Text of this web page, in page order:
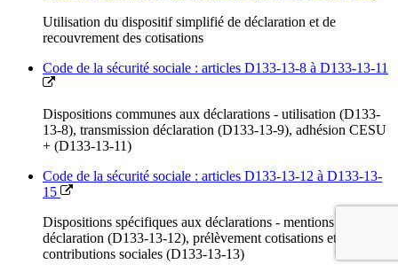
Utilisation du dispositif simplifié de déclaration et de
recouvrement des cotisations
Code de la sécurité sociale : articles D133-13-8 à D133-13-11
Dispositions communes aux déclarations - utilisation (D133-
13-8), transmission déclaration (D133-13-9), adhésion CESU
+ (D133-13-11)
Code de la sécurité sociale : articles D133-13-12 à D133-13-
15
Dispositions spécifiques aux déclarations - mentions
déclaration (D133-13-12), prélèvement cotisations et
contributions sociales (D133-13-13)